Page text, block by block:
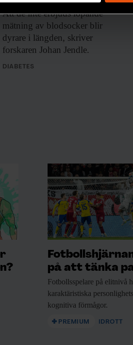
och annonserna till användarna,
även sådana identifierare och
vi samarbetar med. Dessa kan i
som de har samlat in när du har
Att de inteerbjuds löpande
mätning av blodsocker blir
dyrare i längden, skriver
forskaren Johan Jendle.
DIABETES
på att tänka
Fotbollsspelare på elitnivå
karaktäristiska
kognitiva förmågor.
PREMIUM IDROTT